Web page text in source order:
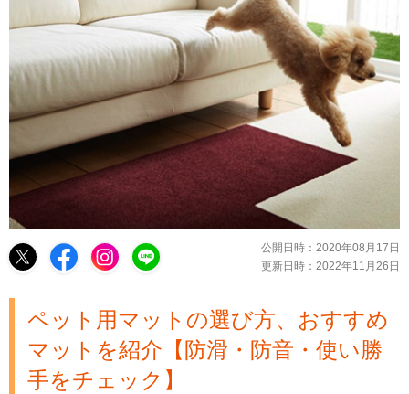
公開日時： 2020年08月17日
更新日時： 2022年11月26日
ペット用マットの選び方、おすすめ
マットを紹介【防滑・防音・使い勝
手をチェック】